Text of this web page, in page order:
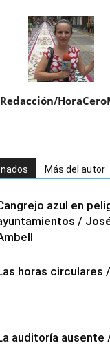
Redacción/
Más del autor
azul en
/
horas circulares
auditoría ausente